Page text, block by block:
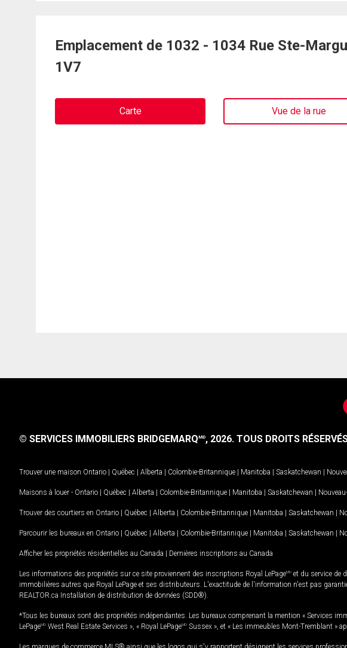
Emplacement de 1032 - 1034 Rue Ste-
1V7
Carte Vue de la rue
© SERVICES IMMOBILIERS BRIDGEMARQMD, 2026. TOUS DROITS
Trouver une maison Ontario | Québec | Alberta | Colombie-Britannique | Manitoba | Saskatchewan |
Maisons à louer - Ontario | Québec | Alberta | Colombie-Britannique | Manitoba | Saskatchewan |
Trouver des courtiers en Ontario | Québec | Alberta | Colombie-Britannique | Manitoba | Saskatchewan |
Parcourir les bureaux en Ontario | Québec | Alberta | Colombie-Britannique | Manitoba | Saskatchewan |
Afficher les propriétés résidentielles au Canada | Dernières inscriptions au Canada
Les informations des propriétés sur ce site proviennent des inscriptions Royal LePageMD et du service de
immobilières autres que Royal LePage et ses distributeurs. L'exactitude de l'information n'est pas
REALTOR.ca Installation de distribution de données (SDD®).
*Tous les bureaux sont des propriétés indépendantes. Les bureaux comprenant la mention « Services
LePageMD West Real Estate Services », « Royal LePageMD Sussex », et « Les immeubles Mont-Tremblant »